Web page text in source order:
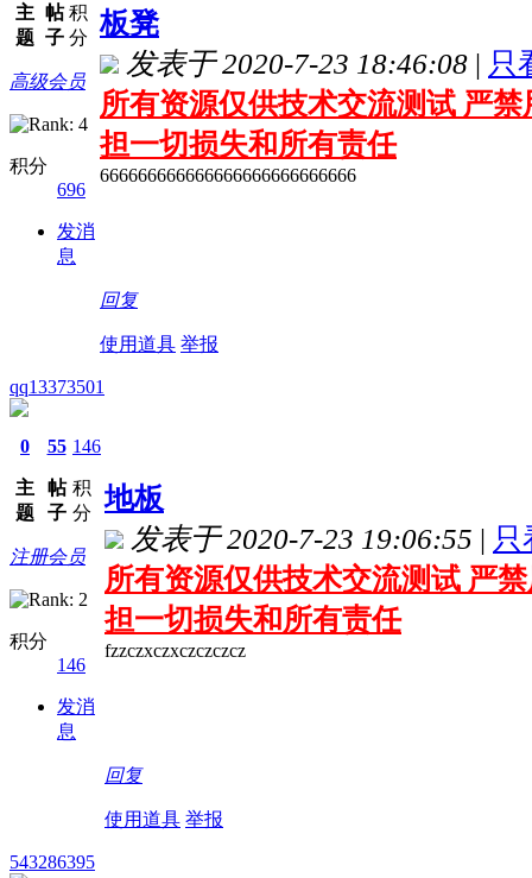
主
题
帖
子
积
分
高级会员
积分
696
发消
息
板凳
发表于 2020-7-23 18:46:08 | 只
所有资源仅供技术交流测试 严
担一切损失和所有责任
666666666666666666666666666
回复
使用道具 举报
qq13373501
0
主
题
55
帖
子
146
积
分
注册会员
积分
146
发消
息
地板
发表于 2020-7-23 19:06:55 | 只
所有资源仅供技术交流测试 严
担一切损失和所有责任
fzzczxczxczczczcz
回复
使用道具 举报
543286395